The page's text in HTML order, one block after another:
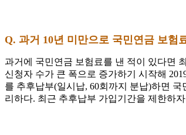
Q. 과거 10년 미만으로 국민연금 보험
과거에 국민연금 보험료를 낸 적이 있다면
신청자 수가 큰 폭으로 증가하기 시작해
를 추후납부(일시납, 60회까지 분납)하면
리하다. 최근 추후납부 가입기간을 제한하